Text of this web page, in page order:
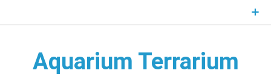
Aquarium Terrarium